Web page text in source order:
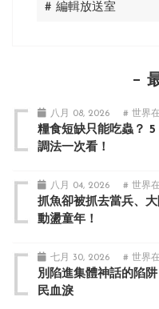
# 編輯放送室
八月 08, 2026 # 世界
糧食短缺只能吃蟲？
調法一次看！
八月 04, 2026 # 世界
抓魚卻被抓去當兵、
動盪童年！
七月 30, 2026 # 世界
別陷進集體神話的陷
民血淚